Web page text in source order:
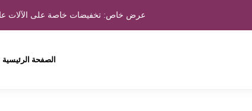
عرض خاص: تخفيضات خاصة على الآلات
الصفحة الرئيسية